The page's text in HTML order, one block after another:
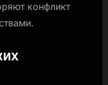
конфликт